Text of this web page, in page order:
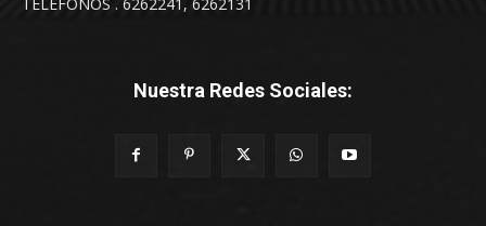
TELEFONOS . 6262241, 6262131
Nuestra Redes Sociales: